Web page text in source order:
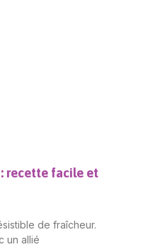
recette facile et
de fraîcheur.
un allié